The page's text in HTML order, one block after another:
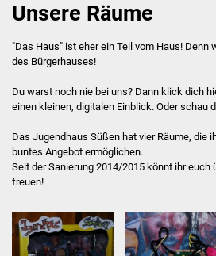
großer
Unsere Räume
"Das Haus" ist eher ein Teil vom Haus! Denn
des Bürgerhauses!
Du warst noch nie bei uns? Dann klick dich
einen kleinen, digitalen Einblick. Oder schau
Das Jugendhaus Süßen hat vier Räume, die
buntes Angebot ermöglichen.
Seit der Sanierung 2014/2015 könnt ihr euch
freuen!